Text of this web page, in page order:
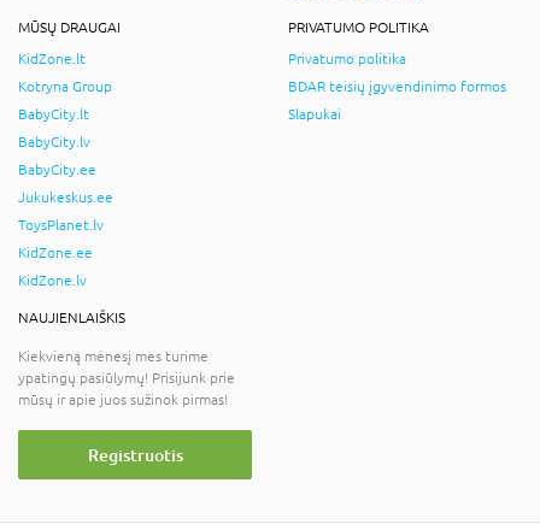
MŪSŲ DRAUGAI
KidZone.lt
Kotryna Group
BabyCity.lt
BabyCity.lv
BabyCity.ee
Jukukeskus.ee
ToysPlanet.lv
KidZone.ee
KidZone.lv
PRIVATUMO POLITIKA
Privatumo politika
BDAR teisių įgyvendinimo formos
Slapukai
NAUJIENLAIŠKIS
Kiekvieną mėnesį mes turime
ypatingų pasiūlymų! Prisijunk prie
mūsų ir apie juos sužinok pirmas!
Registruotis